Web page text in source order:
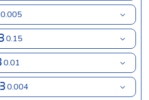
0.005
0.15
0.01
0.004